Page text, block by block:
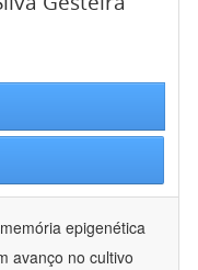
epigenética
avanço no cultivo